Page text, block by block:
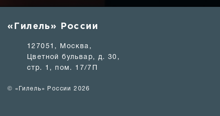
«Гилель» России
127051, Москва,
Цветной бульвар, д. 30,
стр. 1, пом. 17/7П
© «Гилель» России 2026